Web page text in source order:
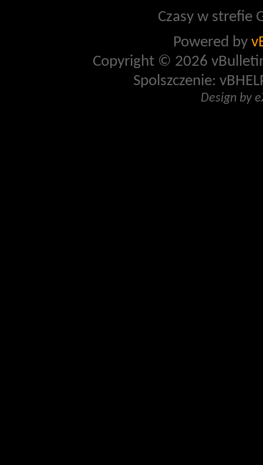
Czasy w strefie
Powered by
Copyright © 2026
Spolszczenie:
Design by